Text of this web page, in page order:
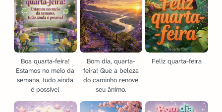
Boa quarta-feira!
Estamos no meio da
semana, tudo ainda
é possível
Bom dia, quarta-
feira! Que a beleza
do caminho renove
seu ânimo.
Feliz quarta-feira